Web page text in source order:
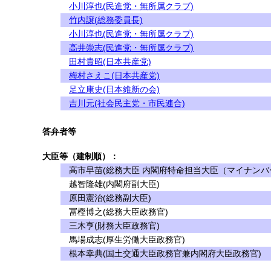
小川淳也(民進党・無所属クラブ)
竹内譲(総務委員長)
小川淳也(民進党・無所属クラブ)
高井崇志(民進党・無所属クラブ)
田村貴昭(日本共産党)
梅村さえこ(日本共産党)
足立康史(日本維新の会)
吉川元(社会民主党・市民連合)
答弁者等
大臣等（建制順）：
高市早苗(総務大臣 内閣府特命担当大臣（マイナン
越智隆雄(内閣府副大臣)
原田憲治(総務副大臣)
冨樫博之(総務大臣政務官)
三木亨(財務大臣政務官)
馬場成志(厚生労働大臣政務官)
根本幸典(国土交通大臣政務官兼内閣府大臣政務官)